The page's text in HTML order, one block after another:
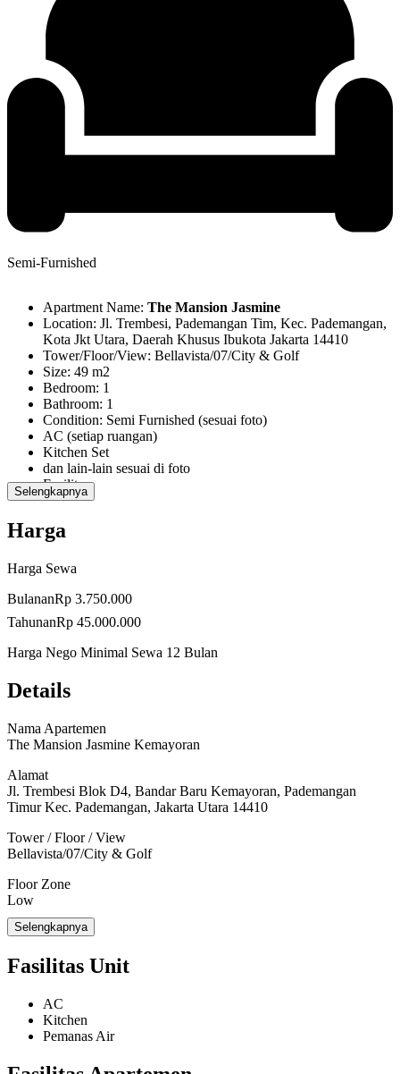
Semi-Furnished
Apartment Name: The Mansion Jasmine
Location: Jl. Trembesi, Pademangan Tim, Kec. Pademangan,
Kota Jkt Utara, Daerah Khusus Ibukota Jakarta 14410
Tower/Floor/View: Bellavista/07/City & Golf
Size: 49 m2
Bedroom: 1
Bathroom: 1
Condition: Semi Furnished (sesuai foto)
AC (setiap ruangan)
Kitchen Set
dan lain-lain sesuai di foto
Facility:
Gym
Sauna
Taman Umum dan Taman Bermain anak
Funcitional Room
Meeting Room
Aula
BBQ Area
dan lain-lain
Free TV Cable dan Wifi (Indihome)
Parkir Motor Rp. 100.000/bulan
Maintanance Fee / IPL Rp. 20.000/m2/bulan
Stasiun Kereta 10 menit
Pusat Grosir Electronik Mangga Dua 20 Menit
Rumah sakit Mitra Keluarga 5 Menit
Selengkapnya
Harga
Harga Sewa
BulananRp 3.750.000
TahunanRp 45.000.000
Harga Nego Minimal Sewa 12 Bulan
Details
Nama Apartemen
The Mansion Jasmine Kemayoran
Alamat
Jl. Trembesi Blok D4, Bandar Baru Kemayoran, Pademangan
Timur Kec. Pademangan, Jakarta Utara 14410
Tower / Floor / View
Bellavista/07/City & Golf
Floor Zone
Low
Luas
Kondisi
Kamar Tidur
1 KT
Kamar Mandi
Selengkapnya
Fasilitas Unit
AC
Kitchen
Pemanas Air